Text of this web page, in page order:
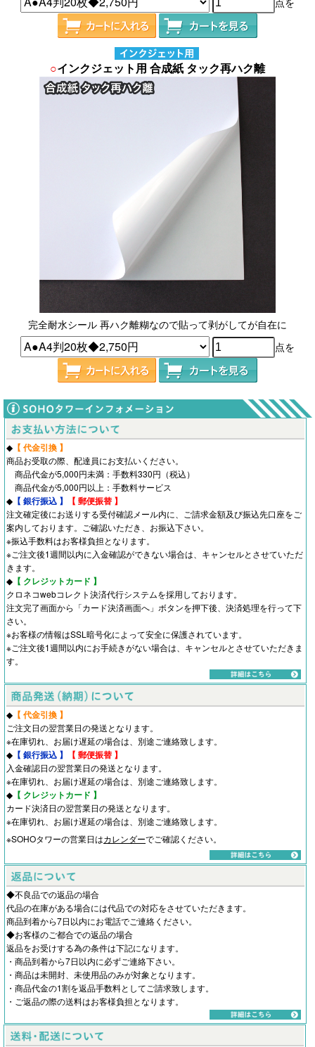
○インクジェット用 合成紙 タック再ハク離
完全耐水シール 再ハク離糊なので貼って剥がしてが自在に
点を
◆ 【 代金引換 】
商品お受取の際、配達員にお支払いください。
商品代金が5,000円未満：手数料330円（税込）
商品代金が5,000円以上：手数料サービス
◆ 【 銀行振込 】 【 郵便振替 】
注文確定後にお送りする受付確認メール内に、ご請求金額及び振込先口座をご
案内しております。ご確認いただき、お振込下さい。
※振込手数料はお客様負担となります。
※ご注文後1週間以内に入金確認ができない場合は、キャンセルとさせていただ
きます。
◆ 【 クレジットカード 】
クロネコwebコレクト決済代行システムを採用しております。
注文完了画面から「カード決済画面へ」ボタンを押下後、決済処理を行って下
さい。
※お客様の情報はSSL暗号化によって安全に保護されています。
※ご注文後1週間以内にお手続きがない場合は、キャンセルとさせていただきま
す。
◆ 【 代金引換 】
ご注文日の翌営業日の発送となります。
※在庫切れ、お届け遅延の場合は、別途ご連絡致します。
◆ 【 銀行振込 】 【 郵便振替 】
入金確認日の翌営業日の発送となります。
※在庫切れ、お届け遅延の場合は、別途ご連絡致します。
◆ 【 クレジットカード 】
カード決済日の翌営業日の発送となります。
※在庫切れ、お届け遅延の場合は、別途ご連絡致します。
※SOHOタワーの営業日はカレンダーでご確認ください。
◆不良品での返品の場合
代品の在庫がある場合には代品での対応をさせていただきます。
商品到着から7日以内にお電話でご連絡ください。
◆お客様のご都合での返品の場合
返品をお受けする為の条件は下記になります。
・商品到着から7日以内に必ずご連絡下さい。
・商品は未開封、未使用品のみが対象となります。
・商品代金の1割を返品手数料としてご請求致します。
・ご返品の際の送料はお客様負担となります。